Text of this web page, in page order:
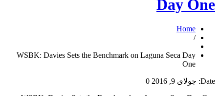
Day One
Home
/
WSBK: Davies Sets the Benchmark on Laguna Seca Day
One
Date: جولای 9, 2016
0